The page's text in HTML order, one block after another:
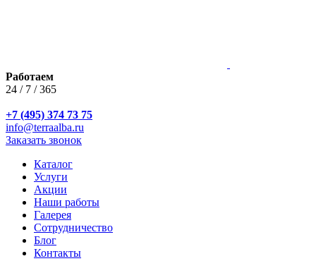
Работаем
24 / 7 / 365
+7 (495) 374 73 75
info@terraalba.ru
Заказать звонок
Каталог
Услуги
Акции
Наши работы
Галерея
Сотрудничество
Блог
Контакты